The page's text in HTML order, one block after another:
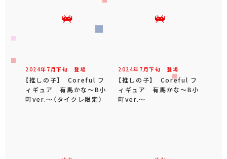
2024年 7 月下旬 登場
【推しの子】 Coreful フ
ィギュア 有馬かな～B小
町ver.～（タイクレ限定）
2024年 7 月下旬 登場
【推しの子】 Coreful フ
ィギュア 有馬かな～B小
町ver.～